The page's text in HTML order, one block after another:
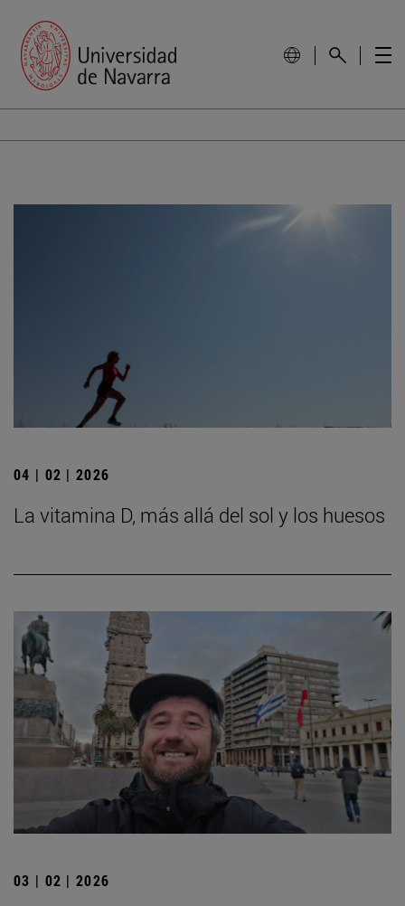
04 | 02 | 2026
La vitamina D, más allá del sol y los huesos
03 | 02 | 2026